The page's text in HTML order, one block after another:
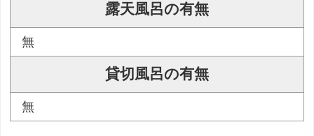
露天風呂の有無
無
貸切風呂の有無
無